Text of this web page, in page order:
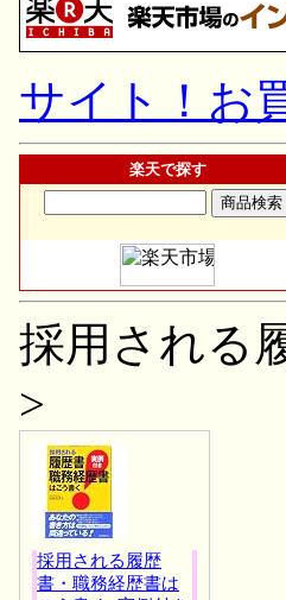
サイト！お
楽天で探す
採用される
>
採用される履歴
書・職務経歴書は